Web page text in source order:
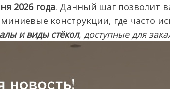
2026 года. Данный шаг позволит
конструкции, где часто
и виды стёкол, доступные для